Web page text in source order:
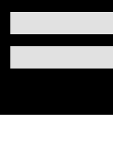
Veranschaulichung.